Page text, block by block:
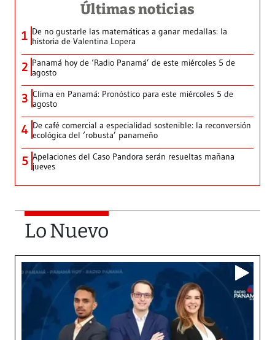
Últimas noticias
1 De no gustarle las matemáticas a ganar medallas: la
historia de Valentina Lopera
2 Panamá hoy de ‘Radio Panamá’ de este miércoles 5 de
agosto
3 Clima en Panamá: Pronóstico para este miércoles 5 de
agosto
4 De café comercial a especialidad sostenible: la reconversión
ecológica del ‘robusta’ panameño
5 Apelaciones del Caso Pandora serán resueltas mañana
jueves
Lo Nuevo